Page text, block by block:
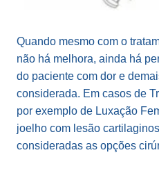
Quando mesmo com o
não há melhora, ainda há
do paciente com dor e
considerada. Em casos de
por exemplo de Luxação
joelho com lesão
consideradas as opções